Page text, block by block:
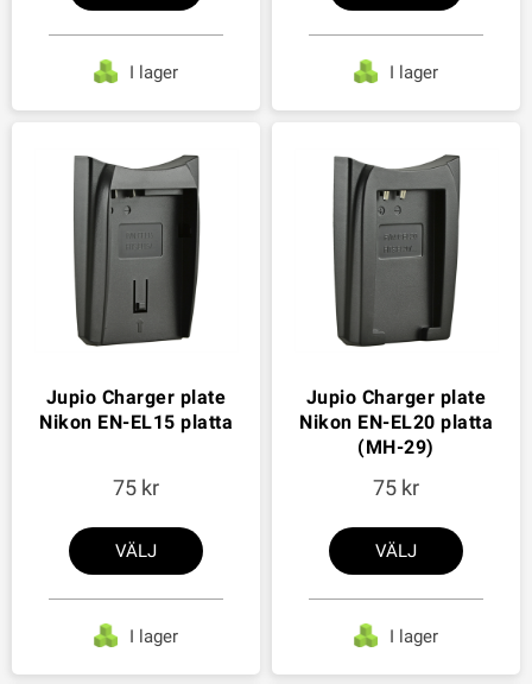
I lager I lager
Jupio Charger plate
Nikon EN-EL15 platta
75
VÄLJ
I lager
Jupio Charger plate
Nikon EN-EL20 platta
(MH-29)
75
VÄLJ
I lager